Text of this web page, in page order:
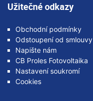
Užitečné odkazy
Obchodní podmínky
Odstoupení od smlouvy
Napište nám
CB Proles Fotovoltaika
Nastavení soukromí
Cookies